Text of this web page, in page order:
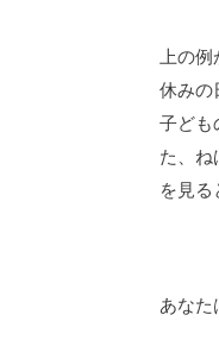
上の例
休み
子ど
た、
を見る
あなた